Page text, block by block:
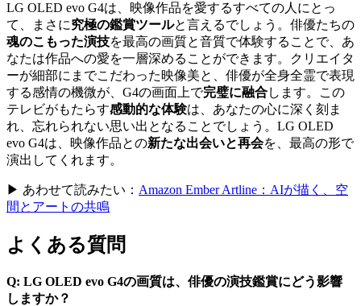
LG OLED evo G4は、映像作品を愛するすべての人にとっ
て、まさに究極の鑑賞ツールと言えるでしょう。俳優たちの
魂のこもった演技を最高の画質と音質で体験することで、あ
なたは作品への愛を一層深めることができます。クリエイタ
ーが細部にまでこだわった映像美と、俳優が全身全霊で表現
する感情の機微が、G4の画面上で完璧に融合します。この
テレビがもたらす感動的な体験は、あなたの心に深く刻ま
れ、忘れられない思い出となることでしょう。LG OLED
evo G4は、映像作品との新たな出会いと再会を、最高の形で
演出してくれます。
▶ あわせて読みたい： Amazon Ember Artline：AIが描く、空
間とアートの共鳴
よくある質問
Q: LG OLED evo G4の画質は、俳優の演技鑑賞にどう影響
しますか？